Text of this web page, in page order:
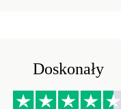
Doskonały